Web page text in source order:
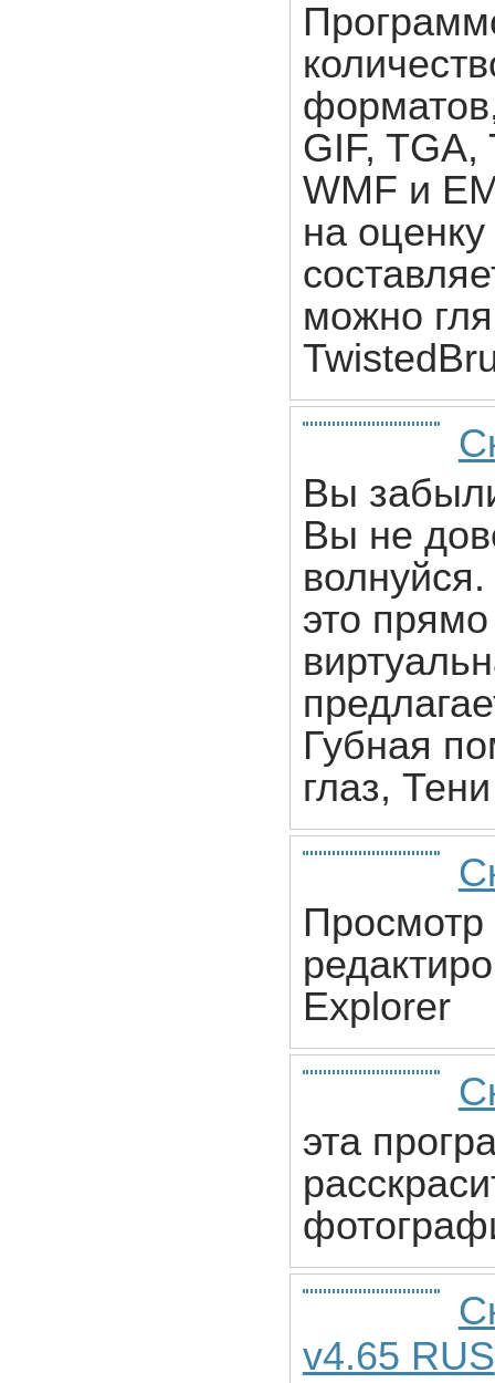
GIF, TGA,
WMF и
на
можно
Вы
Вы не
это
Губная
глаз,
Просмотр
Explorer
эта
v4.65 RUS